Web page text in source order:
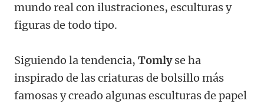
mundo real con ilustraciones, esculturas y
figuras de todo tipo.
Siguiendo la tendencia, Tomlyse ha
inspirado de las criaturas de bolsillo más
famosas y creado algunas esculturas de papel